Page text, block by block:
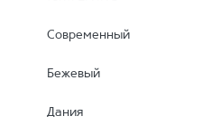
Современный
Бежевый
Дания